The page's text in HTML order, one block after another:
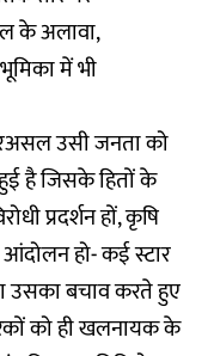
के अलावा,
में भी
उसी जनता को
है जिसके हितों के
प्रदर्शन हों, कृषि
आंदोलन हो- कई स्टार
उसका बचाव करते हुए
को ही खलनायक के